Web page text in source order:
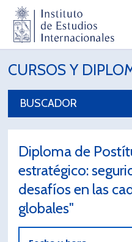
CURSOS Y
BUSCADOR
Diploma de
estratégico:
desafíos en las
globales"